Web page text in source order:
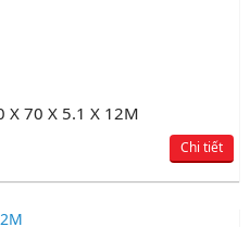
X 70 X 5.1 X 12M
Chi tiết